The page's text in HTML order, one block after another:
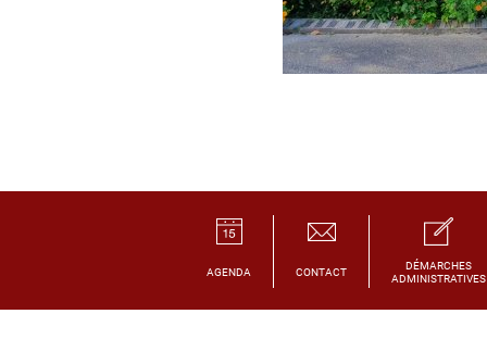
AGENDA CONTACT
DÉMARCHES
ADMINISTRATIVES